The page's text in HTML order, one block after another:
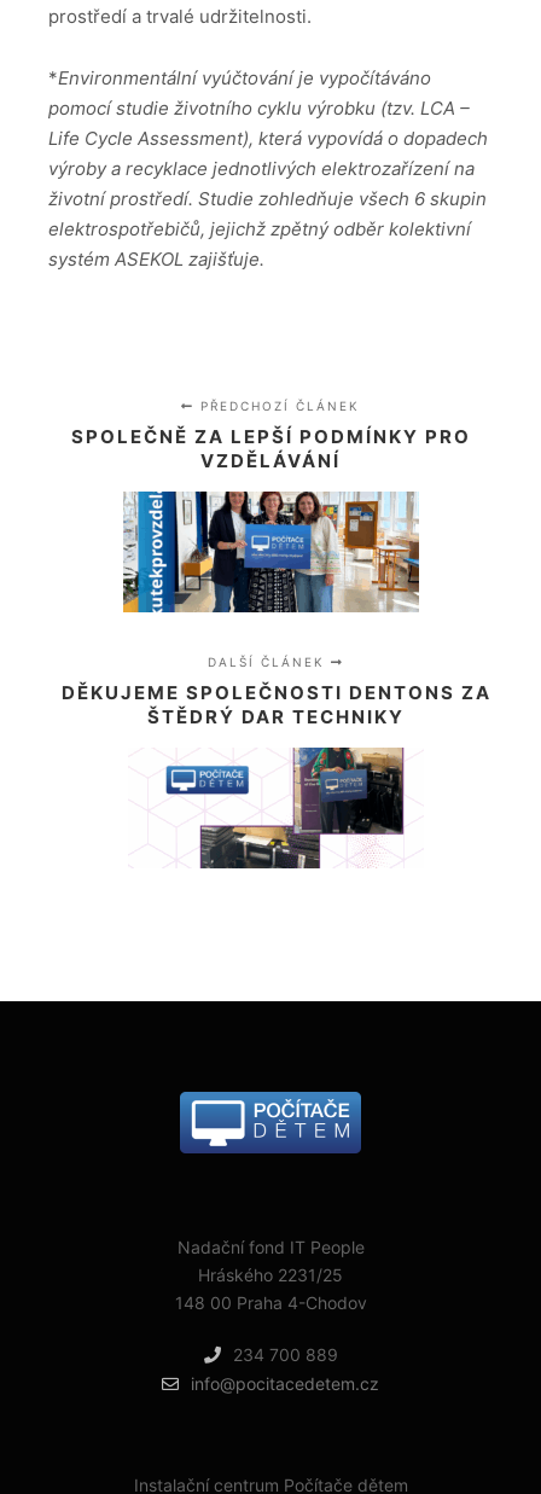
prostředí a trvalé udržitelnosti.
*Environmentální vyúčtování je vypočítáváno
pomocí studie životního cyklu výrobku (tzv. LCA –
Life Cycle Assessment), která vypovídá o dopadech
výroby a recyklace jednotlivých elektrozařízení na
životní prostředí. Studie zohledňuje všech 6 skupin
elektrospotřebičů, jejichž zpětný odběr kolektivní
systém ASEKOL zajišťuje.
PŘEDCHOZÍ ČLÁNEK
SPOLEČNĚ ZA LEPŠÍ PODMÍNKY PRO
VZDĚLÁVÁNÍ
DALŠÍ ČLÁNEK
DĚKUJEME SPOLEČNOSTI DENTONS ZA
ŠTĚDRÝ DAR TECHNIKY
Nadační fond IT People
Hráského 2231/25
148 00 Praha 4-Chodov
234 700 889
info@pocitacedetem.cz
Instalační centrum Počítače dětem